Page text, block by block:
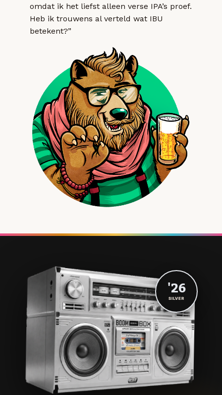
omdat ik het liefst alleen verse IPA’s proef.
Heb ik trouwens al verteld wat IBU
betekent?”
'26
SILVER